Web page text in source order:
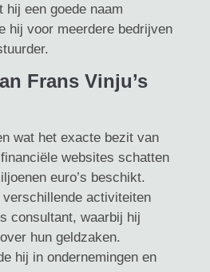
hij een goede naam
hij voor meerdere bedrijven
Frans Vinju’s
wat het exacte bezit van
websites schatten
euro’s beschikt.
verschillende activiteiten
consultant, waarbij hij
hun geldzaken.
hij in ondernemingen en